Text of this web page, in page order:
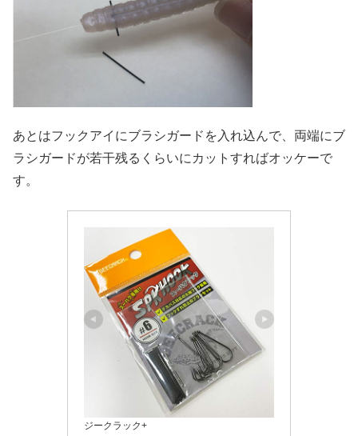
あとはフックアイにブラシガードを入れ込んで、両端にブ
ラシガードが若干残るくらいにカットすればオッケーで
す。
ジークラック+